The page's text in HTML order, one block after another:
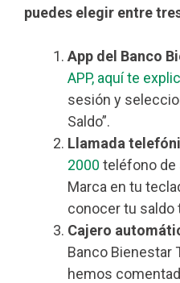
puedes elegir entre
App del Banco
APP, aquí te
sesión y
Saldo”.
Llamada
2000 teléfono de
Marca en tu
conocer tu saldo
Cajero
Banco Bienestar
hemos